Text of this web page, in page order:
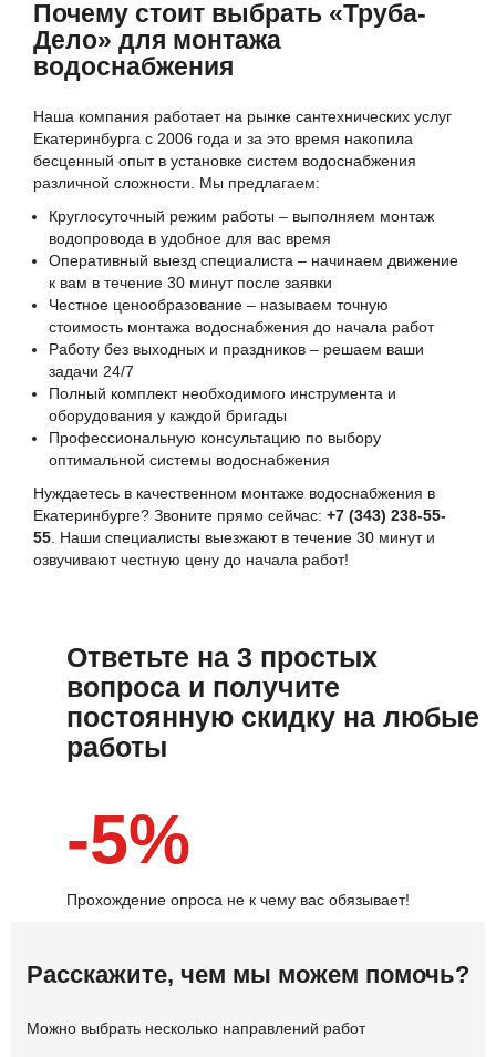
Почему стоит выбрать «Труба-
Дело» для монтажа
водоснабжения
Наша компания работает на рынке сантехнических услуг
Екатеринбурга с 2006 года и за это время накопила
бесценный опыт в установке систем водоснабжения
различной сложности. Мы предлагаем:
Круглосуточный режим работы – выполняем монтаж
водопровода в удобное для вас время
Оперативный выезд специалиста – начинаем движение
к вам в течение 30 минут после заявки
Честное ценообразование – называем точную
стоимость монтажа водоснабжения до начала работ
Работу без выходных и праздников – решаем ваши
задачи 24/7
Полный комплект необходимого инструмента и
оборудования у каждой бригады
Профессиональную консультацию по выбору
оптимальной системы водоснабжения
Нуждаетесь в качественном монтаже водоснабжения в
Екатеринбурге? Звоните прямо сейчас: +7 (343) 238-55-
55 . Наши специалисты выезжают в течение 30 минут и
озвучивают честную цену до начала работ!
Ответьте на 3 простых
вопроса и получите
постоянную скидку на любые
работы
-5%
Прохождение опроса не к чему вас обязывает!
Расскажите, чем мы можем помочь?
Можно выбрать несколько направлений работ